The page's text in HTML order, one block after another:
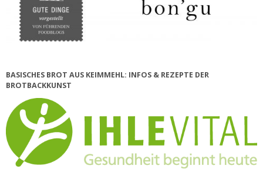
BASISCHES BROT AUS KEIMMEHL: INFOS & REZEPTE DER
BROTBACKKUNST